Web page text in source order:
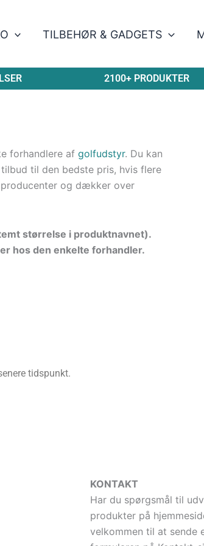
TILBEHØR & GADGETS
2100+ PRODUKTER
forhandlere af golfudstyr. Du kan
til den bedste pris, hvis flere
og dækker over
størrelse i produktnavnet).
hos den enkelte forhandler.
tidspunkt.
KONTAKT
Har du spørgsmål til
produkter på
velkommen til at sende